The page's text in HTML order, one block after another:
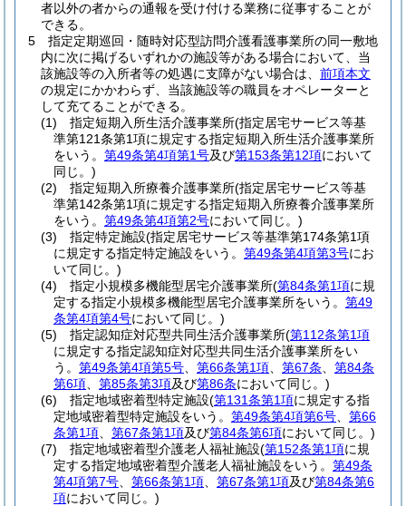
者以外の者からの通報を受け付ける業務に従事することが
できる。
5
指定定期巡回・随時対応型訪問介護看護事業所の同一敷地
内に次に掲げるいずれかの施設等がある場合において、当
該施設等の入所者等の処遇に支障がない場合は、 前項本文
の規定にかかわらず、当該施設等の職員をオペレーターと
して充てることができる。
(1)
指定短期入所生活介護事業所(指定居宅サービス等基
準第121条第1項に規定する指定短期入所生活介護事業所
をいう。 第49条第4項第1号及び第153条第12項において
同じ。)
(2)
指定短期入所療養介護事業所(指定居宅サービス等基
準第142条第1項に規定する指定短期入所療養介護事業所
をいう。 第49条第4項第2号において同じ。)
(3)
指定特定施設(指定居宅サービス等基準第174条第1項
に規定する指定特定施設をいう。 第49条第4項第3号にお
いて同じ。)
(4)
指定小規模多機能型居宅介護事業所(第84条第1項に規
定する指定小規模多機能型居宅介護事業所をいう。 第49
条第4項第4号において同じ。)
(5)
指定認知症対応型共同生活介護事業所(第112条第1項
に規定する指定認知症対応型共同生活介護事業所をい
う。 第49条第4項第5号 第66条第1項 第67条
第84条
第6項
第85条第3項及び第86条において同じ。)
(6)
指定地域密着型特定施設(第131条第1項に規定する指
定地域密着型特定施設をいう。 第49条第4項第6号
第66
条第1項
第67条第1項及び第84条第6項において同じ。)
(7)
指定地域密着型介護老人福祉施設(第152条第1項に規
定する指定地域密着型介護老人福祉施設をいう。 第49条
第4項第7号
第66条第1項 第67条第1項及び第84条第6
項において同じ。)